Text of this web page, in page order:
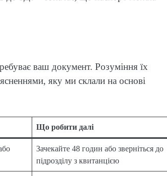
ваш документ. Розуміння їх
яку ми склали на основі
Що робити далі
Зачекайте 48 годин або зверніться до
підрозділу з квитанцією